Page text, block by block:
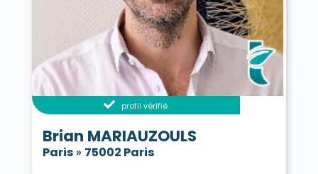
profil vérifié
Brian MARIAUZOULS
Paris» 75002 Paris